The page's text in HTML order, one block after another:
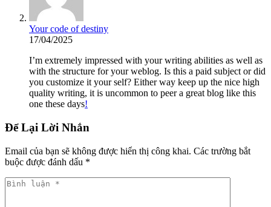
Your code of destiny
17/04/2025
I’m extremely impressed with your writing abilities as well as
with the structure for your weblog. Is this a paid subject or did
you customize it your self? Either way keep up the nice high
quality writing, it is uncommon to peer a great blog like this
one these days!
Để Lại Lời Nhắn
Email của bạn sẽ không được hiển thị công khai. Các trường bắt
buộc được đánh dấu *